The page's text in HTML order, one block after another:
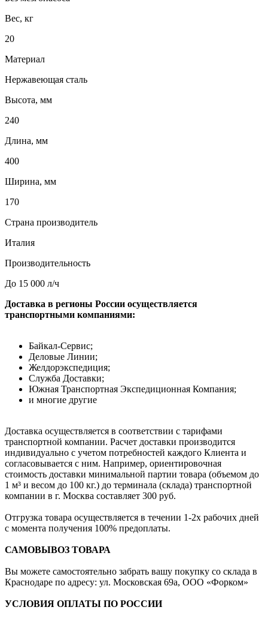
Вес, кг
20
Материал
Нержавеющая сталь
Высота, мм
240
Длина, мм
400
Ширина, мм
170
Страна производитель
Италия
Производительность
До 15 000 л/ч
Доставка в регионы России осуществляется
транспортными компаниями:
Байкал-Сервис;
Деловые Линии;
Желдорэкспедиция;
Служба Доставки;
Южная Транспортная Экспедиционная Компания;
и многие другие
Доставка осуществляется в соответствии с тарифами
транспортной компании. Расчет доставки производится
индивидуально с учетом потребностей каждого Клиента и
согласовывается с ним. Например, ориентировочная
стоимость доставки минимальной партии товара (объемом до
1 м³ и весом до 100 кг.) до терминала (склада) транспортной
компании в г. Москва составляет 300 руб.
Отгрузка товара осуществляется в течении 1-2х рабочих дней
с момента получения 100% предоплаты.
САМОВЫВОЗ ТОВАРА
Вы можете самостоятельно забрать вашу покупку со склада в
Краснодаре по адресу: ул. Московская 69а, ООО «Форком»
УСЛОВИЯ ОПЛАТЫ ПО РОССИИ